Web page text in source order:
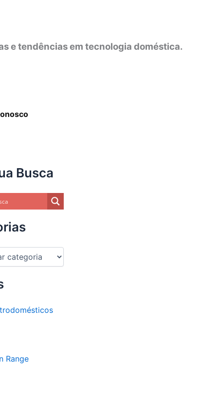
e tendências em tecnologia doméstica.
Busca
Range